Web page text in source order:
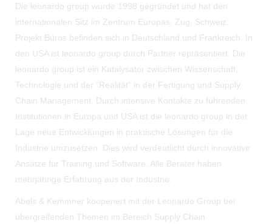
Die leonardo group wurde 1998 gegründet und hat den
internationalen Sitz im Zentrum Europas, Zug, Schweiz.
Projekt Büros befinden sich in Deutschland und Frankreich. In
den USA ist leonardo group durch Partner repräsentiert. Die
leonardo group ist ein Katalysator zwischen Wissenschaft,
Technologie und der “Realität” in der Fertigung und Supply
Chain Management. Durch intensive Kontakte zu führenden
Institutionen in Europa und USA ist die leonardo group in der
Lage neue Entwicklungen in praktische Lösungen für die
Industrie umzusetzen. Dies wird verdeutlicht durch innovative
Ansätze für Training und Software. Alle Berater haben
mehrjährige Erfahrung aus der Industrie.
Abels & Kemmner kooperiert mit der Leonardo Group bei
übergreifenden Themen im Bereich Supply Chain